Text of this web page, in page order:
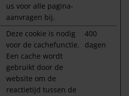
us voor alle pagina-
aanvragen bij.
Deze cookie is nodig
voor de cachefunctie.
Een cache wordt
gebruikt door de
website om de
reactietijd tussen de
400
dagen